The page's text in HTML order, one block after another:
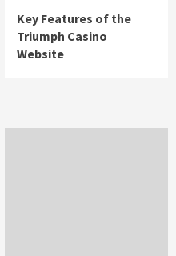
Key Features of the
Triumph Casino
Website